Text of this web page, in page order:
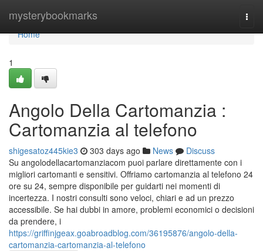
mysterybookmarks
Home
Home
1
Angolo Della Cartomanzia :
Cartomanzia al telefono
shigesatoz445kie3 303 days ago News
Discuss
Su angolodellacartomanziacom puoi parlare direttamente con i
migliori cartomanti e sensitivi. Offriamo cartomanzia al telefono 24
ore su 24, sempre disponibile per guidarti nei momenti di
incertezza. I nostri consulti sono veloci, chiari e ad un prezzo
accessibile. Se hai dubbi in amore, problemi economici o decisioni
da prendere, i
https://griffinjgeax.goabroadblog.com/36195876/angolo-della-
cartomanzia-cartomanzia-al-telefono